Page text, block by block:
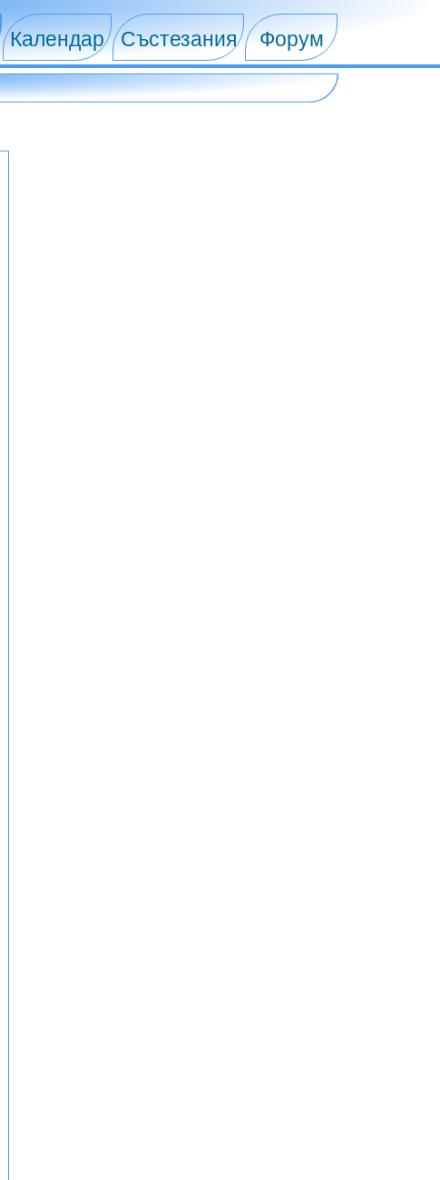
Календар Състезания Форум